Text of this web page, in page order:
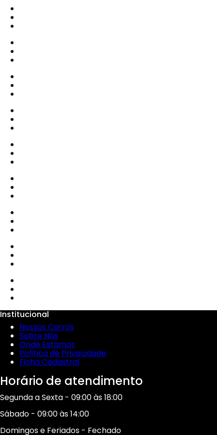
Institucional
Nossos Carros
Sobre Nós
Onde Estamos
Política de Privacidade
Ficha Cadastral
Horário de atendimento
Segunda a Sexta - 09:00 às 18:00
Sábado - 09:00 às 14:00
Domingos e Feriados - Fechado